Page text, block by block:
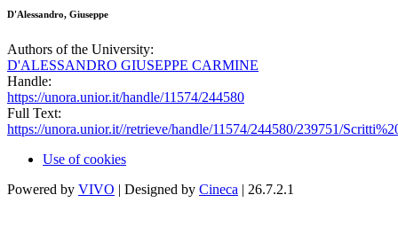
D'Alessandro, Giuseppe
Authors of the University:
D'ALESSANDRO GIUSEPPE CARMINE
Handle:
https://unora.unior.it/handle/11574/244580
Full Text:
https://unora.unior.it//retrieve/handle/11574/244580/239751/
Use of cookies
Powered by VIVO | Designed by Cineca | 26.7.2.1